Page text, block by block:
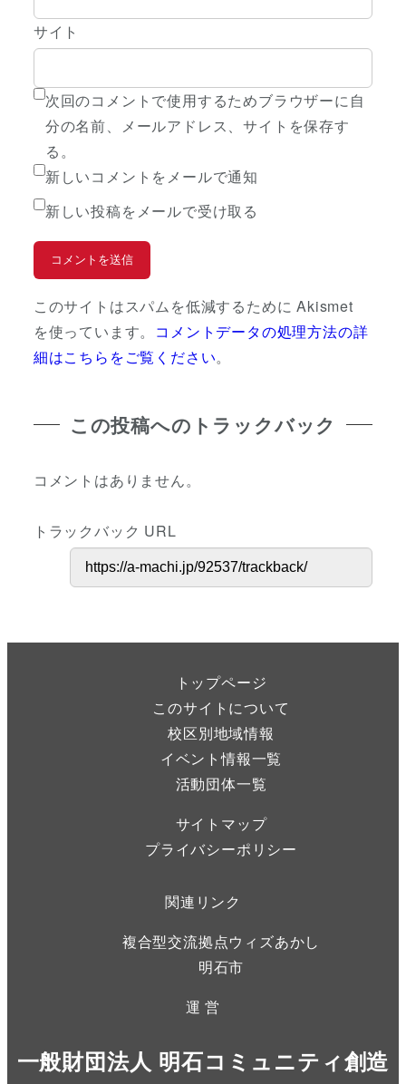
サイト
次回のコメントで使用するためブラウザーに自
分の名前、メールアドレス、サイトを保存す
る。
新しいコメントをメールで通知
新しい投稿をメールで受け取る
このサイトはスパムを低減するために Akismet
を使っています。 コメントデータの処理方法の詳
細はこちらをご覧ください。
この投稿へのトラックバック
コメントはありません。
トラックバック URL
トップページ
このサイトについて
校区別地域情報
イベント情報一覧
活動団体一覧
サイトマップ
プライバシーポリシー
関連リンク
複合型交流拠点ウィズあかし
明石市
運 営
一般財団法人 明石コミュニティ創造